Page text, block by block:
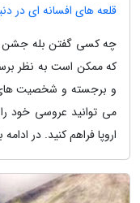
قلعه های افسانه ای در
چه کسی گفتن بله جشن
که ممکن است به نظر
و برجسته و شخصیت های
می توانید عروسی خود
اروپا فراهم کنید. در